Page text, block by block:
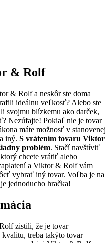
& Rolf
& Rolf a neskôr ste doma
ideálnu veľkosť? Alebo ste
svojmu blízkemu ako darček,
Nezúfajte! Pokiaľ nie je tovar
máte možnosť v stanovenej
iný. S vrátením tovaru Viktor
problém. Stačí navštíviť
chcete vrátiť alebo
a Viktor & Rolf vám
vybrať iný tovar. Voľba je na
jednoducho hračka!
zistili, že je tovar
kvalitu, treba takýto tovar